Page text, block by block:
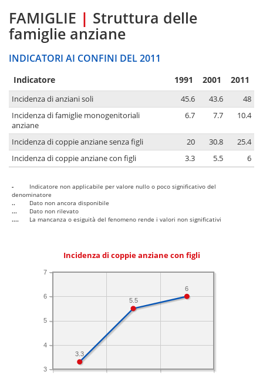
FAMIGLIE | Struttura delle
famiglie anziane
INDICATORI AI CONFINI DEL 2011
Indicatore 1991 2001 2011
Incidenza di anziani soli 45.6 43.6
48
Incidenza di famiglie monogenitoriali
anziane
6.7 7.7 10.4
Incidenza di coppie anziane senza figli 20 30.8
25.4
Incidenza di coppie anziane con figli
3.3 5.5 6
-
Indicatore non applicabile per valore nullo o poco significativo del
denominatore
..
Dato non ancora disponibile
...
Dato non rilevato
....
La mancanza o esiguità del fenomeno rende i valori non significativi
Incidenza di coppie anziane con figli
3
4
5
6
7
6
5.5
3.3